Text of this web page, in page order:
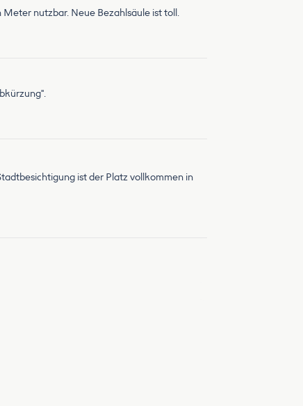
nutzbar. Neue Bezahlsäule ist toll.
ist der Platz vollkommen in